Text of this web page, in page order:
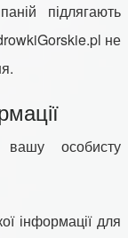
підлягають
не
вашу особисту
інформації для